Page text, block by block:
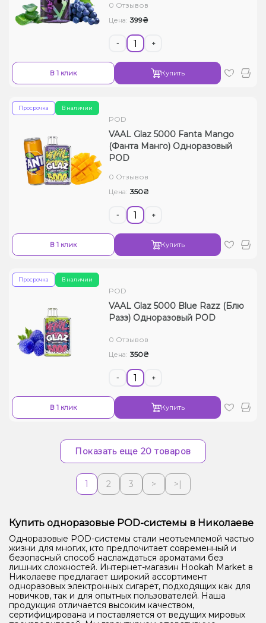
0 Отзывов
Цена: 399₴
- +
В 1 клик Купить
В наличии
Просрочка
POD
VAAL Glaz 5000 Fanta Mango
(Фанта Манго) Одноразовый
POD
0 Отзывов
Цена: 350₴
- +
В 1 клик Купить
В наличии
Просрочка
POD
VAAL Glaz 5000 Blue Razz (Блю
Разз) Одноразовый POD
0 Отзывов
Цена: 350₴
- +
В 1 клик Купить
Показать еще 20 товаров
1 2 3 > >|
Купить одноразовые POD-системы в Николаеве
Одноразовые POD-системы стали неотъемлемой частью
жизни для многих, кто предпочитает современный и
безопасный способ наслаждаться ароматами без
лишних сложностей. Интернет-магазин Hookah Market в
Николаеве предлагает широкий ассортимент
одноразовых электронных сигарет, подходящих как для
новичков, так и для опытных пользователей. Наша
продукция отличается высоким качеством,
сертифицирована и поставляется от ведущих мировых